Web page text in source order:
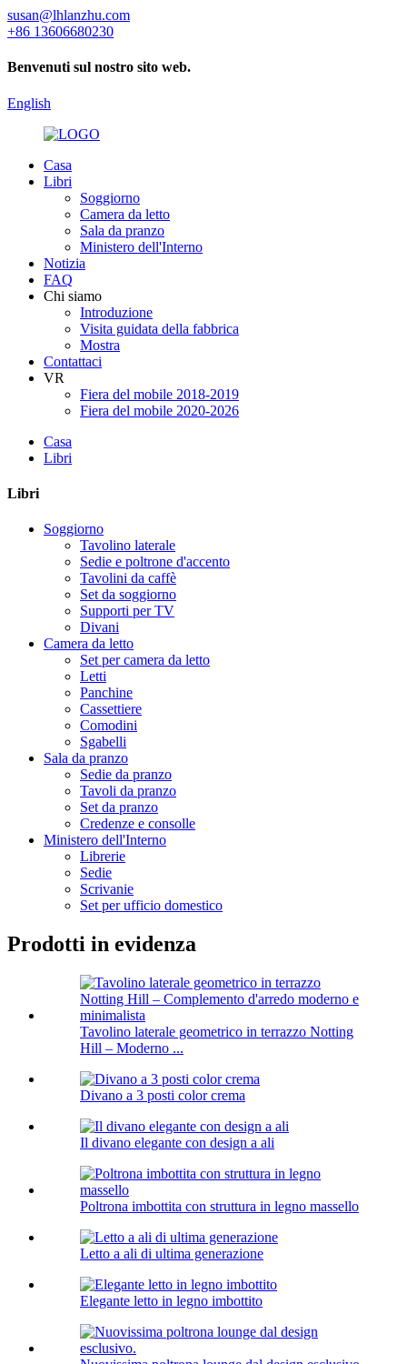
susan@lhlanzhu.com
+86 13606680230
Benvenuti sul nostro sito web.
English
Casa
Libri
Soggiorno
Camera da letto
Sala da pranzo
Ministero dell'Interno
Notizia
FAQ
Chi siamo
Introduzione
Visita guidata della fabbrica
Mostra
Contattaci
VR
Fiera del mobile 2018-2019
Fiera del mobile 2020-2026
Casa
Libri
Libri
Soggiorno
Tavolino laterale
Sedie e poltrone d'accento
Tavolini da caffè
Set da soggiorno
Supporti per TV
Divani
Camera da letto
Set per camera da letto
Letti
Panchine
Cassettiere
Comodini
Sgabelli
Sala da pranzo
Sedie da pranzo
Tavoli da pranzo
Set da pranzo
Credenze e consolle
Ministero dell'Interno
Librerie
Sedie
Scrivanie
Set per ufficio domestico
Prodotti in evidenza
Tavolino laterale geometrico in terrazzo Notting
Hill – Moderno ...
Divano a 3 posti color crema
Il divano elegante con design a ali
Poltrona imbottita con struttura in legno massello
Letto a ali di ultima generazione
Elegante letto in legno imbottito